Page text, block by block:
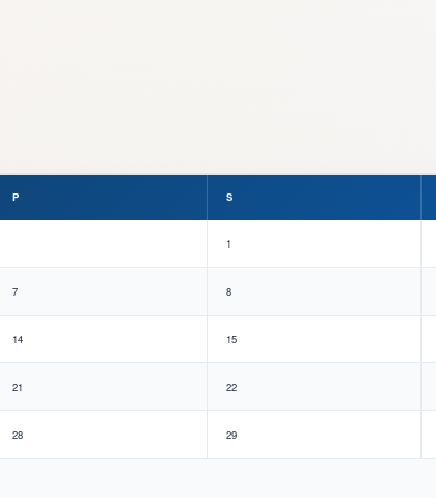
P S
1
7 8
14 15
21 22
28 29